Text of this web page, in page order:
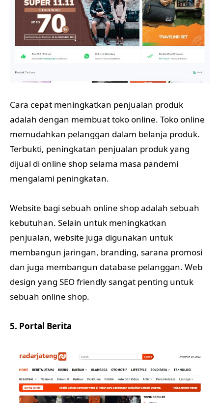
Cara cepat meningkatkan penjualan produk
adalah dengan membuat toko online. Toko online
memudahkan pelanggan dalam belanja produk.
Terbukti, peningkatan penjualan produk yang
dijual di online shop selama masa pandemi
mengalami peningkatan.
Website bagi sebuah online shop adalah sebuah
kebutuhan. Selain untuk meningkatkan
penjualan, website juga digunakan untuk
membangun jaringan, branding, sarana promosi
dan juga membangun database pelanggan. Web
design yang SEO friendly sangat penting untuk
sebuah online shop.
5. Portal Berita